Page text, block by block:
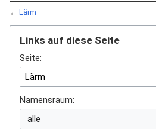
← Lärm
Links auf diese Seite
Seite:
Namensraum: